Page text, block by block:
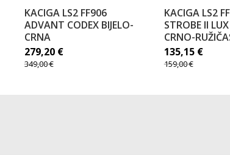
KACIGA LS2 FF906
ADVANT CODEX BIJELO-
CRNA
279,20 €
349,00€
KACIGA LS2
STROBE II
CRNO-
135,15 €
159,00€